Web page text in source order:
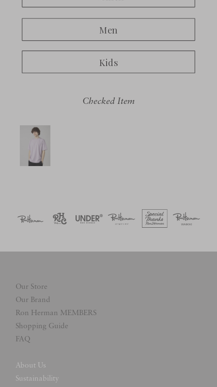
Checked Item
Our Store
Our Brand
Ron Herman MEMBERS
Shopping Guide
FAQ
About Us
Sustainability